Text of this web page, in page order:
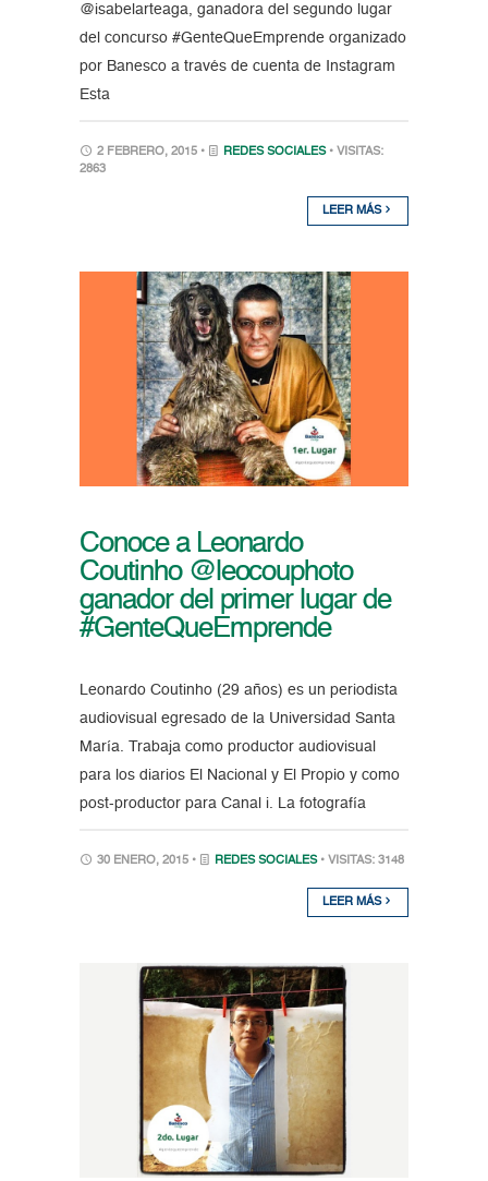
@isabelarteaga, ganadora del segundo lugar
del concurso #GenteQueEmprende organizado
por Banesco a través de cuenta de Instagram
Esta
2 FEBRERO, 2015 • REDES SOCIALES • VISITAS:
2863
LEER MÁS
Conoce a Leonardo
Coutinho @leocouphoto
ganador del primer lugar de
#GenteQueEmprende
Leonardo Coutinho (29 años) es un periodista
audiovisual egresado de la Universidad Santa
María. Trabaja como productor audiovisual
para los diarios El Nacional y El Propio y como
post-productor para Canal i. La fotografía
30 ENERO, 2015 • REDES SOCIALES • VISITAS: 3148
LEER MÁS